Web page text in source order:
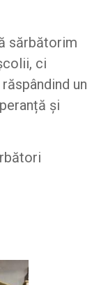
sărbătorim
ci
un
și